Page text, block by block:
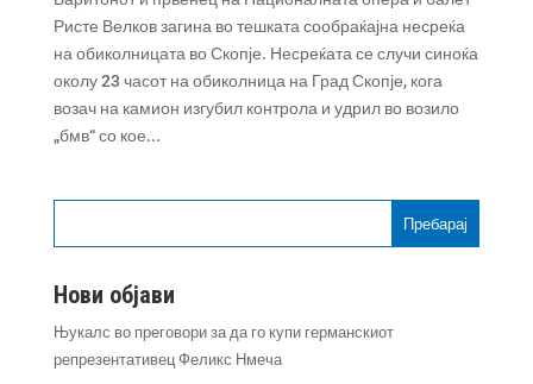
Ристе Велков загина во тешката сообраќајна несреќа
на обиколницата во Скопје. Несреќата се случи синоќа
околу 23 часот на обиколница на Град Скопје, кога
возач на камион изгубил контрола и удрил во возило
„бмв“ со кое...
Пребарај
Нови објави
Њукалс во преговори за да го купи германскиот
репрезентативец Феликс Нмеча